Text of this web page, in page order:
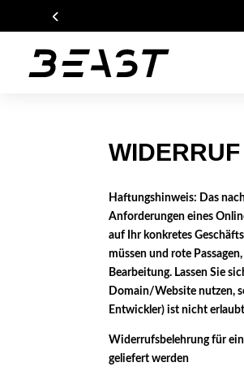
Haftungshinweis: Das
Anforderungen eines
auf Ihr konkretes
müssen und rote
Bearbeitung. Lassen Sie
Domain/Website nutzen,
Entwickler) ist nicht
Widerrufsbelehrung für
geliefert werden